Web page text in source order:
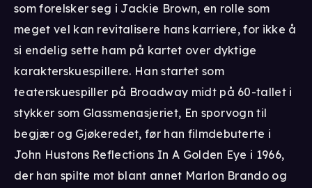
som forelsker seg i Jackie Brown, en rolle som
meget vel kan revitalisere hans karriere, for ikke å
si endelig sette ham på kartet over dyktige
karakterskuespillere. Han startet som
teaterskuespiller på Broadway midt på 60-tallet i
stykker som Glassmenasjeriet, En sporvogn til
begjær og Gjøkeredet, før han filmdebuterte i
John Hustons Reflections In A Golden Eye i 1966,
der han spilte mot blant annet Marlon Brando og